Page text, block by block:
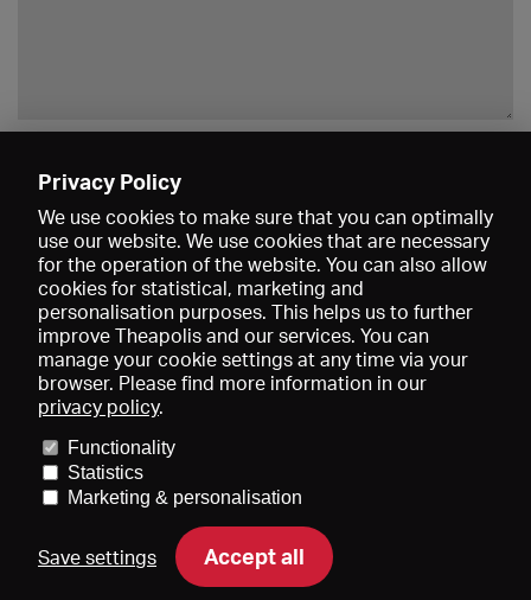
Données médiatiques
Conditions générales de vente
Contact
Aide Newsletter
Privacy Policy
We use cookies to make sure that you can optimally
use our website. We use cookies that are necessary
for the operation of the website. You can also allow
cookies for statistical, marketing and
personalisation purposes. This helps us to further
improve Theapolis and our services. You can
manage your cookie settings at any time via your
browser. Please find more information in our
privacy policy.
Functionality
Statistics
Marketing & personalisation
Save settings Accept all